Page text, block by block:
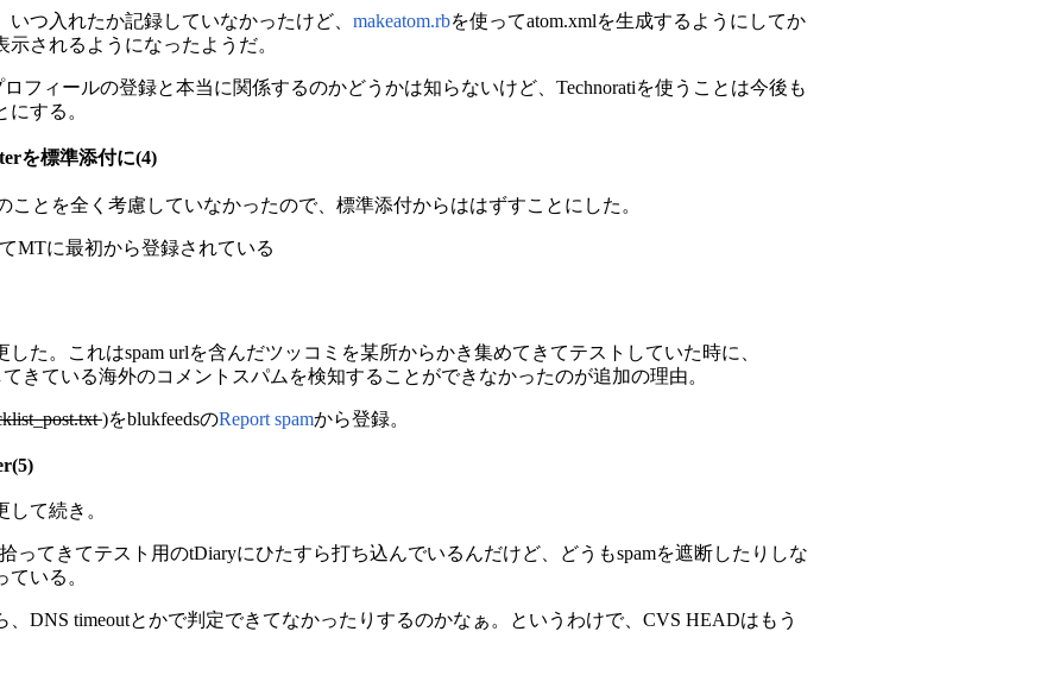
いつ入れたか記録していなかったけど、 makeatom.rbを使ってatom.xmlを生成するようにしてか
されるようになったようだ。
フィールの登録と本当に関係するのかどうかは知らないけど、Technoratiを使うことは今後も
する。
を標準添付に(4)
ことを全く考慮していなかったので、標準添付からははずすことにした。
MTに最初から登録されている
た。これはspam urlを含んだツッコミを某所からかき集めてきてテストしていた時に、
きている海外のコメントスパムを検知することができなかったのが追加の理由。
)をblukfeedsのReport spamから登録。
て続き。
ってきてテスト用のtDiaryにひたすら打ち込んでいるんだけど、どうもspamを遮断したりしな
いる。
DNS timeoutとかで判定できてなかったりするのかなぁ。というわけで、CVS HEADはもう